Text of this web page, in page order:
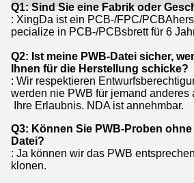
Q1: Sind Sie eine Fabrik oder
: XingDa ist ein PCB-/FPC/
pecialize in PCB-/PCBsbrett für 6
Q2: Ist meine PWB-Datei sicher,
Ihnen für die Herstellung schicke?
: Wir respektieren
werden nie PWB für jemand anderes
Ihre Erlaubnis. NDA ist annehmbar.
Q3: Können Sie PWB-Proben
Datei?
: Ja können wir das PWB
klonen.